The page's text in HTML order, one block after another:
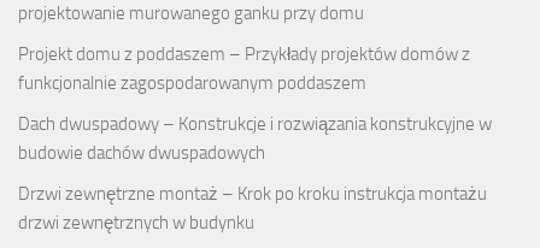
projektowanie murowanego ganku przy domu
Projekt domu z poddaszem – Przykłady projektów domów z
funkcjonalnie zagospodarowanym poddaszem
Dach dwuspadowy – Konstrukcje i rozwiązania konstrukcyjne w
budowie dachów dwuspadowych
Drzwi zewnętrzne montaż – Krok po kroku instrukcja montażu
drzwi zewnętrznych w budynku